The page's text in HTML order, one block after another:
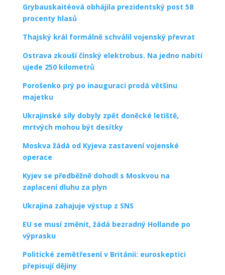
Grybauskaitéová obhájila prezidentský post 58
procenty hlasů
Thajský král formálně schválil vojenský převrat
Ostrava zkouší čínský elektrobus. Na jedno nabití
ujede 250 kilometrů
Porošenko prý po inauguraci prodá většinu
majetku
Ukrajinské síly dobyly zpět doněcké letiště,
mrtvých mohou být desítky
Moskva žádá od Kyjeva zastavení vojenské
operace
Kyjev se předběžně dohodl s Moskvou na
zaplacení dluhu za plyn
Ukrajina zahajuje výstup z SNS
EU se musí změnit, žádá bezradný Hollande po
výprasku
Politické zemětřesení v Británii: euroskeptici
přepisují dějiny